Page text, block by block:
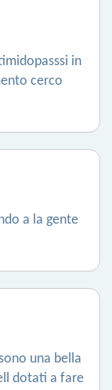
in
cerco
a la gente
una bella
dotati a fare